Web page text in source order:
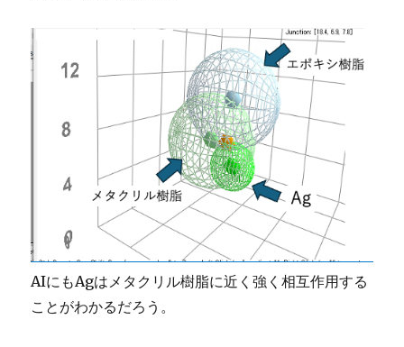
AIにもAgはメタクリル樹脂に近く強く相互作用する
ことがわかるだろう。